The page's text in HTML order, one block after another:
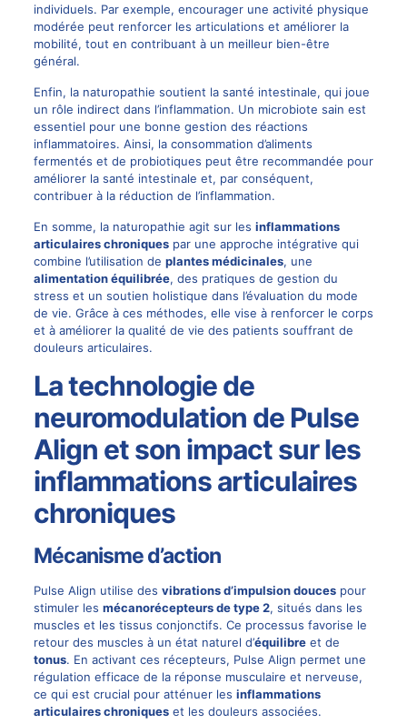
individuels. Par exemple, encourager une activité physique
modérée peut renforcer les articulations et améliorer la
mobilité, tout en contribuant à un meilleur bien-être
général.
Enfin, la naturopathie soutient la santé intestinale, qui joue
un rôle indirect dans l’inflammation. Un microbiote sain est
essentiel pour une bonne gestion des réactions
inflammatoires. Ainsi, la consommation d’aliments
fermentés et de probiotiques peut être recommandée pour
améliorer la santé intestinale et, par conséquent,
contribuer à la réduction de l’inflammation.
En somme, la naturopathie agit sur les inflammations
articulaires chroniquespar une approche intégrative qui
combine l’utilisation de plantes médicinales, une
alimentation équilibrée, des pratiques de gestion du
stress et un soutien holistique dans l’évaluation du mode
de vie. Grâce à ces méthodes, elle vise à renforcer le corps
et à améliorer la qualité de vie des patients souffrant de
douleurs articulaires.
La technologie de
neuromodulation de Pulse
Align et son impact sur les
inflammations articulaires
chroniques
Mécanisme d’action
Pulse Align utilise des vibrations d’impulsion doucespour
stimuler les mécanorécepteurs de type 2, situés dans les
muscles et les tissus conjonctifs. Ce processus favorise le
retour des muscles à un état naturel d’équilibreet de
tonus. En activant ces récepteurs, Pulse Align permet une
régulation efficace de la réponse musculaire et nerveuse,
ce qui est crucial pour atténuer les inflammations
articulaires chroniqueset les douleurs associées.